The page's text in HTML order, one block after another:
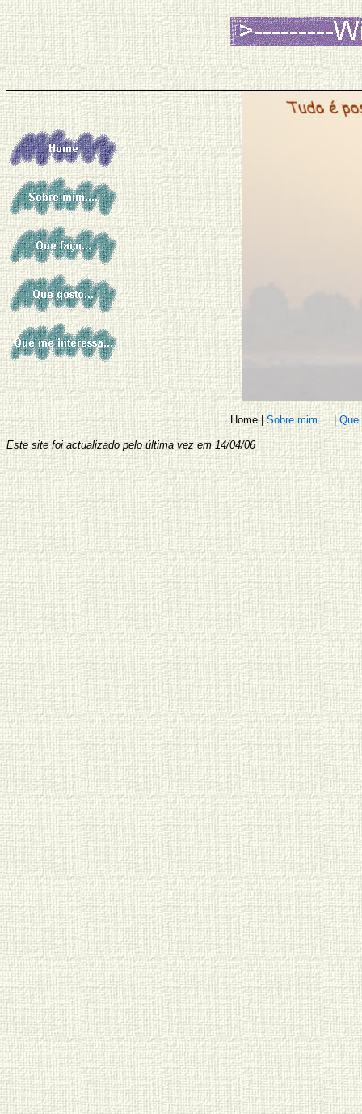
Home|Sobre mim....|
Este site foi actualizado pelo última vez em14/04/06